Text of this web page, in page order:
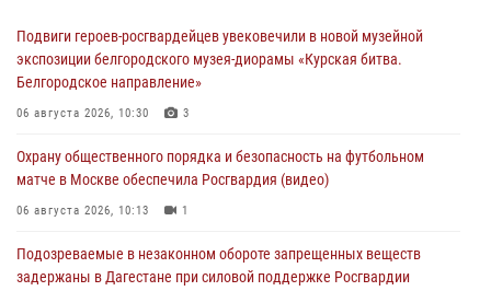
Подвиги героев‑росгвардейцев увековечили в новой музейной
экспозиции белгородского музея‑диорамы «Курская битва.
Белгородское направление»
06 августа 2026, 10:30 3
Охрану общественного порядка и безопасность на футбольном
матче в Москве обеспечила Росгвардия (видео)
06 августа 2026, 10:13 1
Подозреваемые в незаконном обороте запрещенных веществ
задержаны в Дагестане при силовой поддержке Росгвардии